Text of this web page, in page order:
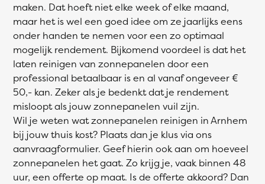
maken. Dat hoeft niet elke week of elke maand,
maar het is wel een goed idee om ze jaarlijks eens
onder handen te nemen voor een zo optimaal
mogelijk rendement. Bijkomend voordeel is dat het
laten reinigen van zonnepanelen door een
professional betaalbaar is en al vanaf ongeveer €
50,- kan. Zeker als je bedenkt dat je rendement
misloopt als jouw zonnepanelen vuil zijn.
Wil je weten wat zonnepanelen reinigen in Arnhem
bij jouw thuis kost? Plaats dan je klus via ons
aanvraagformulier. Geef hierin ook aan om hoeveel
zonnepanelen het gaat. Zo krijg je, vaak binnen 48
uur, een offerte op maat. Is de offerte akkoord? Dan